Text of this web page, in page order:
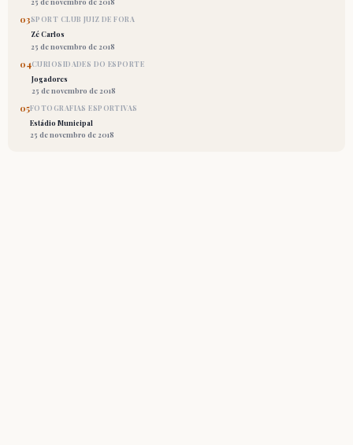
25 de novembro de 2018
03SPORT CLUB JUIZ DE FORA
Zé Carlos
25 de novembro de 2018
04CURIOSIDADES DO ESPORTE
Jogadores
25 de novembro de 2018
05FOTOGRAFIAS ESPORTIVAS
Estádio Municipal
25 de novembro de 2018